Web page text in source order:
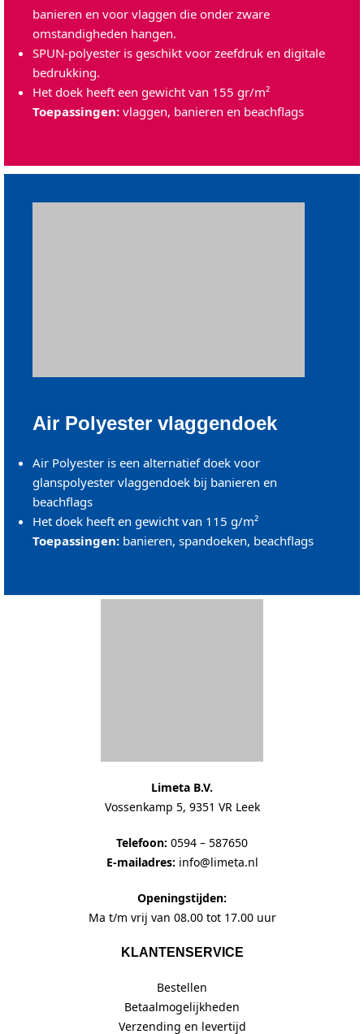
banieren en voor vlaggen die onder zware
omstandigheden hangen.
SPUN-polyester is geschikt voor zeefdruk en digitale
bedrukking.
Het doek heeft een gewicht van 155 gr/m²
Toepassingen: vlaggen, banieren en beachflags
Air Polyester vlaggendoek
Air Polyester is een alternatief doek voor
glanspolyester vlaggendoek bij banieren en
beachflags
Het doek heeft en gewicht van 115 g/m²
Toepassingen: banieren, spandoeken, beachflags
Limeta B.V.
Vossenkamp 5, 9351 VR Leek
Telefoon: 0594 – 587650
E-mailadres: info@limeta.nl
Openingstijden:
Ma t/m vrij van 08.00 tot 17.00 uur
KLANTENSERVICE
Bestellen
Betaalmogelijkheden
Verzending en levertijd